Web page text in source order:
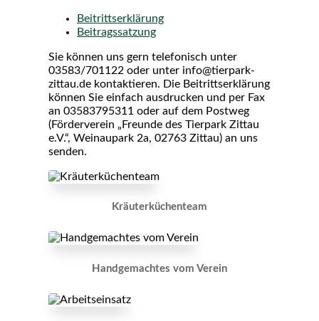
Beitrittserklärung
Beitragssatzung
Sie können uns gern telefonisch unter
03583/701122 oder unter info@tierpark-
zittau.de kontaktieren. Die Beitrittserklärung
können Sie einfach ausdrucken und per Fax
an 03583795311 oder auf dem Postweg
(Förderverein „Freunde des Tierpark Zittau
e.V.“, Weinaupark 2a, 02763 Zittau) an uns
senden.
Kräuterküchenteam
Handgemachtes vom Verein